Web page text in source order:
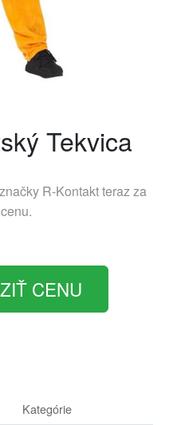
Tekvica
R-Kontaktteraz za
CENU
Kategórie